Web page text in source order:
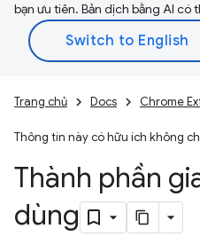
bạn ưu tiên. Bản dịch bằng AI có
Trang chủ Docs Chrome
Thông tin này có hữu ích không
Thành phần
dùng